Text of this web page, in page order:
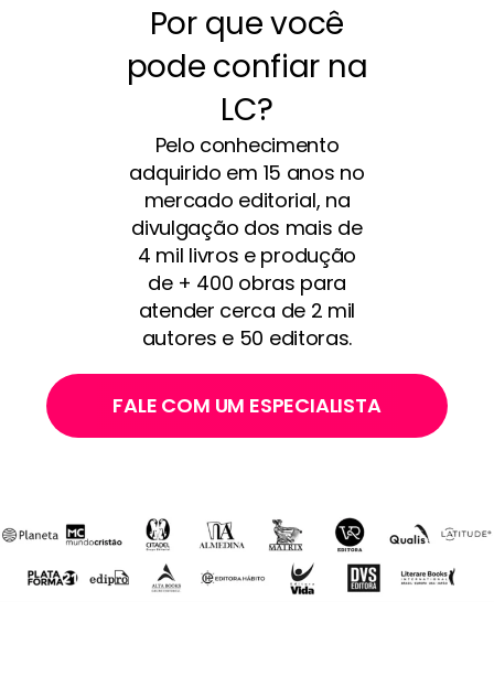
Por que você
pode confiar na
LC?
Pelo conhecimento
adquirido em 15 anos no
mercado editorial, na
divulgação dos mais de
4 mil livros e produção
de + 400 obras para
atender cerca de 2 mil
autores e 50 editoras.
FALE COM UM ESPECIALISTA